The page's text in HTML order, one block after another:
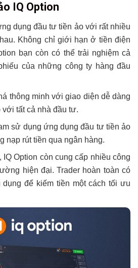
IQ Option
dụng đầu tư tiền ảo với rất nhiều
Không chỉ giới hạn ở tiền điện
bạn còn có thể trải nghiệm cả
của những công ty hàng đầu
thông minh với giao diện dễ dàng
tất cả nhà đầu tư.
sử dụng ứng dụng đầu tư tiền ảo
nạp rút tiền qua ngân hàng.
IQ Option còn cung cấp nhiều công
hiện đại. Trader hoàn toàn có
để kiếm tiền một cách tối ưu